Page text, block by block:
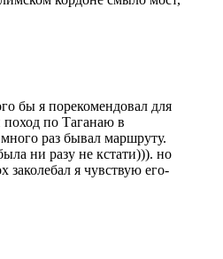
бы я порекомендовал для
поход по Таганаю в
раз бывал маршруту.
ни разу не кстати))). но
я чувствую его-